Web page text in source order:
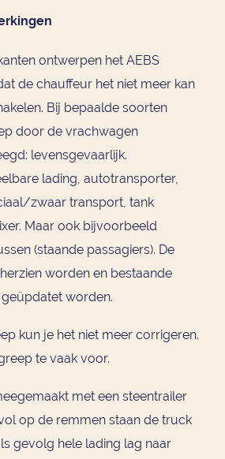
ontwerpen het AEBS
de chauffeur het niet meer kan
Bij bepaalde soorten
door de vrachwagen
levensgevaarlijk.
lading, autotransporter,
zwaar transport, tank
Maar ook bijvoorbeeld
(staande passagiers). De
worden en bestaande
worden.
kun je het niet meer corrigeren.
te vaak voor.
met een steentrailer
op de remmen staan de truck
gevolg hele lading lag naar